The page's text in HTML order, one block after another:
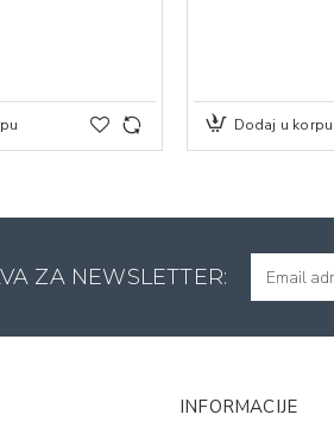
Dodaj u korpu
ZA NEWSLETTER:
INFORMACIJE